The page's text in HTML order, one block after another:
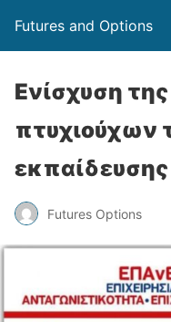
Futures and Options
Ενίσχυση
πτυχιούχων
εκπαίδευσης
Futures Options